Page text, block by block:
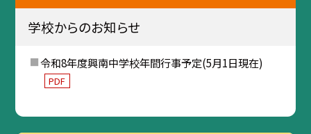
学校からのお知らせ
令和8年度興南中学校年間行事予定(5月1日現在)
PDF